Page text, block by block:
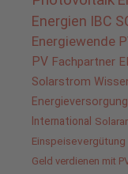
Energien IBC
Energiewende
PV Fachpartner
Solarstrom
Energieversorgung
International
Einspeisevergütung
Geld verdienen mit